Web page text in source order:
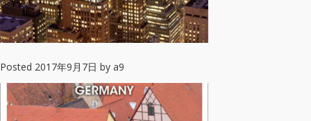
Posted 2017年9月7日 by a9